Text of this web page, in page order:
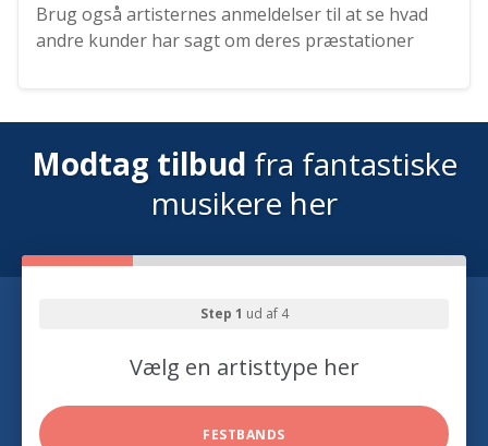
Brug også artisternes anmeldelser til at se hvad
andre kunder har sagt om deres præstationer
Modtag tilbud fra fantastiske
musikere her
Step 1 ud af 4
Vælg en artisttype her
FESTBANDS